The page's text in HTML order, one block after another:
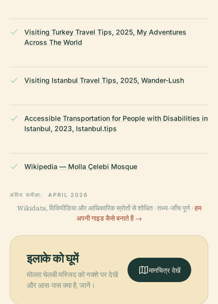
Visiting Turkey Travel Tips, 2025, My Adventures
Across The World
Visiting Istanbul Travel Tips, 2025, Wander-Lush
Accessible Transportation for People with Disabilities in
Istanbul, 2023, Istanbul.tips
Wikipedia — Molla Çelebi Mosque
अंतिम समीक्षा: APRIL 2026
Wikidata, विकिपीडिया और आधिकारिक स्रोतों से शोधित · तथ्य-जाँच पूर्ण · हम
अपनी गाइड कैसे बनाते हैं →
इलाके को घूमें
मोल्ला चेलबी मस्जिद को नक्शे पर देखें
और आस-पास क्या है, जानें।
मानचित्र देखें